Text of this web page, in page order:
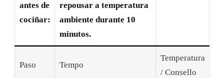
antes de
cociñar:
repousar a temperatura
ambiente durante 10
minutos.
Paso Tempo
Temperatura
/ Consello